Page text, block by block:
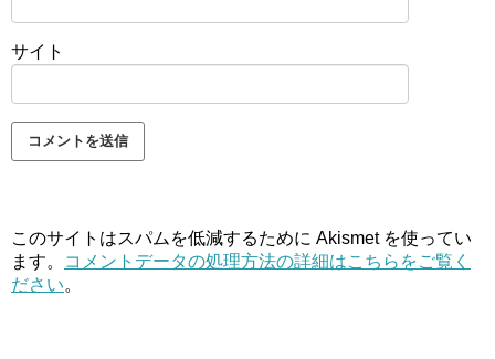
サイト
このサイトはスパムを低減するために Akismet を使ってい
ます。
コメントデータの処理方法の詳細はこちらをご覧く
ださい。